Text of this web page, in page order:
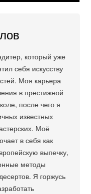
который уже
себя искусству
Моя карьера
в престижной
после чего я
известных
Моё
в себя как
выпечку,
методы
Я горжусь